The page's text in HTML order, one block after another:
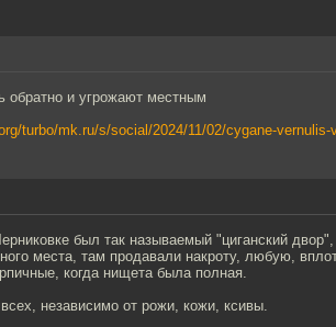
обратно и угрожают местным
turbo/mk.ru/s/social/2024/11/02/cygane-vernulis-
был так называемый "циганский
места, там продавали накроту, любую,
когда нищета была полная.
независимо от рожи, кожи, ксивы.